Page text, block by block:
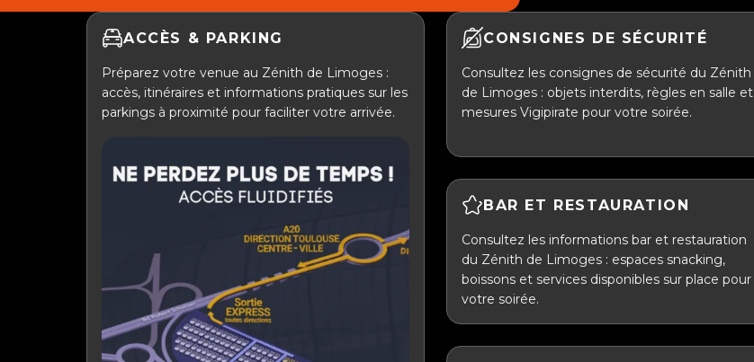
ACCÈS & PARKING
Préparez votre venue au Zénith de Limoges :
accès, itinéraires et informations pratiques sur les
parkings à proximité pour faciliter votre arrivée.
CONSIGNES DE SÉCURITÉ
Consultez les consignes de sécurité du Zénith
de Limoges : objets interdits, règles en salle et
mesures Vigipirate pour votre soirée.
BAR ET RESTAURATION
Consultez les informations bar et restauration
du Zénith de Limoges : espaces snacking,
boissons et services disponibles sur place pour
votre soirée.